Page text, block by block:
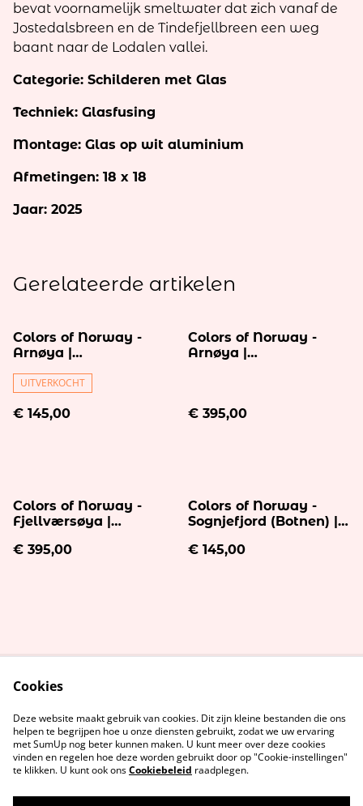
bevat voornamelijk smeltwater dat zich vanaf de
Jostedalsbreen en de Tindefjellbreen een weg
baant naar de Lodalen vallei.
Categorie: Schilderen met Glas
Techniek: Glasfusing
Montage: Glas op wit aluminium
Afmetingen: 18 x 18
Jaar: 2025
Gerelateerde artikelen
Colors of Norway -
Arnøya |
op wit aluminium
UITVERKOCHT
€ 145,00
Colors of Norway -
Arnøya |
€ 395,00
Colors of Norway -
Fjellværsøya |
- op wit aluminium
€ 395,00
Colors of Norway -
Sognjefjord (Botnen) |
op wit aluminium
€ 145,00
Privacybeleid
Cookiebeleid
Cookies
Deze website maakt gebruik van cookies. Dit zijn kleine bestanden die ons
helpen te begrijpen hoe u onze diensten gebruikt, zodat we uw ervaring
met SumUp nog beter kunnen maken. U kunt meer over deze cookies
vinden en regelen hoe deze worden gebruikt door op "Cookie-instellingen"
te klikken. U kunt ook onsCookiebeleid raadplegen.